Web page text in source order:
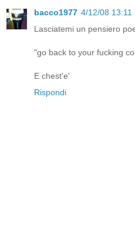
bacco1977 4/12/08 13:11
Lasciatemi un pensiero
"go back to your fucking
E chest'e'
Rispondi